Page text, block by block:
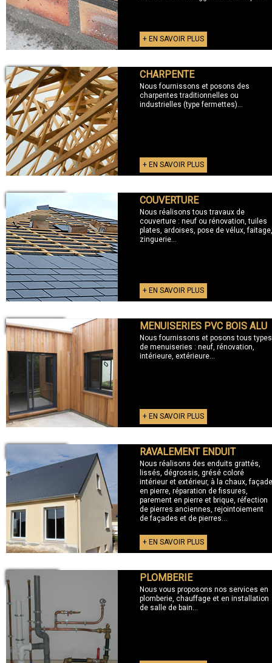
+ EN SAVOIR PLUS
+ CHARPENTE CHARPENTE
Nous fournissons et posons des
charpentes traditionnelles ou
industrielles (type fermettes)...
+ EN SAVOIR PLUS
COUVERTURE
Nous réalisons tous travaux de
couverture : neuf ou rénovation, tuiles
plates, ardoises, pose de vélux, faitage,
zinguerie...
+ EN SAVOIR PLUS
+ MENUISERIES MENUISERIES PVC BOIS ALU
Nous fournissons et posons tous types
de menuiseries : neuf, rénovation,
intérieure, extérieure...
+ EN SAVOIR PLUS
RAVALEMENT ENDUIT
Nous réalisons des enduits grattés,
lissés, dégrossis, grésé coloré
intérieur et extérieur, à la chaux, façade
en pierre, réparation de fissures,
parement en pierre et brique, réfection
de pierres anciennes, rejointoiement
de façades et de pierres...
+ EN SAVOIR PLUS
+ PLOMBERIE PLOMBERIE
Nous vous proposons nos services en
plomberie, chauffage et en installation
de salle de bain...